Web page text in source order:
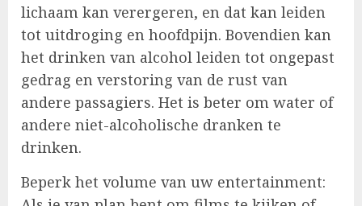
lichaam kan verergeren, en dat kan leiden
tot uitdroging en hoofdpijn. Bovendien kan
het drinken van alcohol leiden tot ongepast
gedrag en verstoring van de rust van
andere passagiers. Het is beter om water of
andere niet-alcoholische dranken te
drinken.
Beperk het volume van uw entertainment: